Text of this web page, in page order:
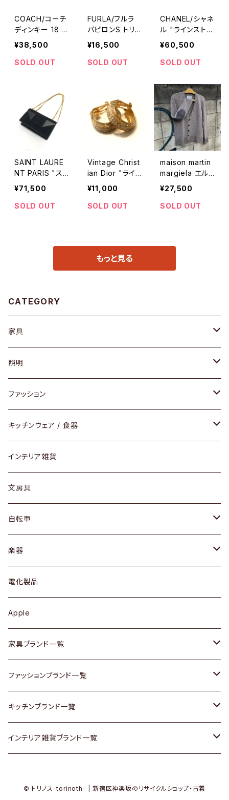
COACH/コーチ
ディンキー 18 ウ
ィズ キルティン
グ&フローラルプ
リント
¥38,500
SOLD OUT
FURLA/フルラ
バビロンS トリフ
ォールドウォレッ
¥16,500
SOLD OUT
CHANEL/シャネ
ル "ラインストー
ン パール調イヤ
リング"
¥60,500
SOLD OUT
SAINT LAURE
NT PARIS "ス
エード フラップ
チェーンバッグ"
¥71,500
SOLD OUT
Vintage Christ
ian Dior "ライ
ンストーンイヤリ
ング（大）"
¥11,000
SOLD OUT
maison martin
margiela エル
ボーパッチカー
ディガン
¥27,500
SOLD OUT
もっと見る
CATEGORY
家具
ソファ / ベンチ
チェア / スツール
ダイニングセット / ダイニングテーブル
ローテーブル / サイドテーブル
デスク / コンソール
ドレッサー
シェルフ
キュリオケース / 飾り棚
カップボード / 食器棚
チェスト
その他家具
Vintageヴィンテージ / Antiqueアンティーク
Designers / デザイナーズ
照明
ペンダントライト
テーブルランプ / デスクスタンド
フロアライト
ファッション
アクセサリー
リング
ピアス / イヤリング
財布
バッグ
アウター
トップス
ワンピース
ボトムス
靴
スカーフ
腕時計
Vintage / ヴィンテージ
キッチンウェア / 食器
グラス / タンブラー
カップ / マグ
プレート / ボウル
カトラリー
ケトル / ティーポット
鍋 / フライパン
Vintage / ヴィンテージ
銀製品
和物 / 作家物
その他キッチン雑貨
インテリア雑貨
文房具
自転車
dahon
楽器
ギター
ベース
その他楽器
電化製品
Apple
家具ブランド一覧
ACME Furniture / アクメ ファニチャー
ACTUS / アクタス
arflex / アルフレックス
ファッションブランド一覧
agnes b / アニエス ベー
BALLY / バリー
キッチンブランド一覧
ARABIA / アラビア
インテリア雑貨ブランド一覧
© トリノス-torinoth- | 新宿区神楽坂のリサイクルショップ・古着